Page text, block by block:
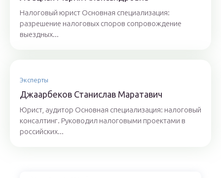
Налоговый юрист Основная специализация:
разрешение налоговых споров сопровождение
выездных...
Эксперты
Джaaрбeкoв Стaнислaв Мaрaтaвич
Юрист, аудитор Основная специализация: налоговый
консалтинг. Руководил налоговыми проектами в
российских...